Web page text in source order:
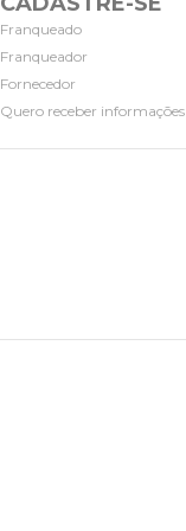
Franqueado
Franqueador
Fornecedor
Quero receber informações